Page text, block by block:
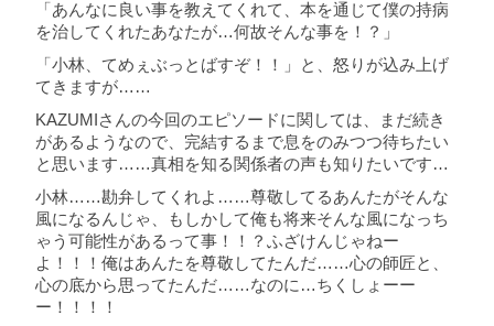
「あんなに良い事を教えてくれて、本を通じて僕の持病
を治してくれたあなたが…何故そんな事を！？」
「小林、てめぇぶっとばすぞ！！」と、怒りが込み上げ
てきますが……
KAZUMIさんの今回のエピソードに関しては、まだ続き
があるようなので、完結するまで息をのみつつ待ちたい
と思います……真相を知る関係者の声も知りたいです…
小林……勘弁してくれよ……尊敬してるあんたがそんな
風になるんじゃ、もしかして俺も将来そんな風になっち
ゃう可能性があるって事！！？ふざけんじゃねー
よ！！！俺はあんたを尊敬してたんだ……心の師匠と、
心の底から思ってたんだ……なのに…ちくしょーー
ー！！！！